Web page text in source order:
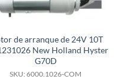
de arranque de 24V 10T
New Holland Hyster
G70D
SKU: 6000.1026-COM